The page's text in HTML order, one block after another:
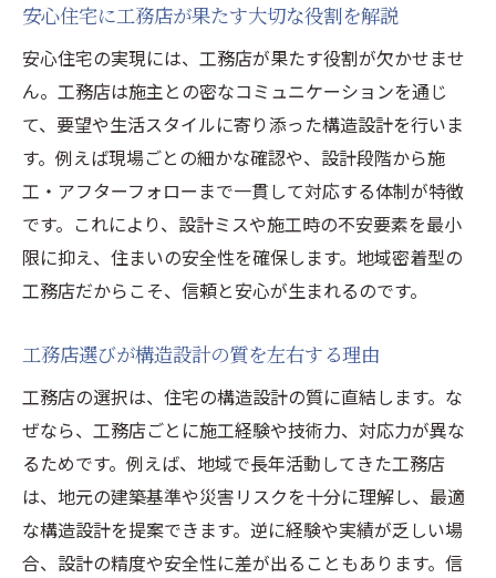
構造設計の基礎と工務店選びのコツを伝授
工務店が実践する耐震性重視の設計術とは
構造設計の工務店ならではの提案内容解説
失敗しない家づくりは工務店の設計力次第
安心を求めるなら工務店の設計力が鍵になる
工務店の設計力が安心住宅を実現する理由
設計力に優れた工務店の特徴と選び方とは
安心感をもたらす工務店の設計サポート力
工務店の設計力が施工の質を左右する要素
安心して暮らせる家は工務店の設計力から
工務店ならではの細やかな構造対応に注目
工務店のきめ細やかな構造配慮が安心を生
む
丁寧な工務店の対応が構造設計で光る理由
安心住宅に工務店が果たす大切な役割を解説
安心住宅の実現には、工務店が果たす役割が欠かせませ
ん。工務店は施主との密なコミュニケーションを通じ
て、要望や生活スタイルに寄り添った構造設計を行いま
す。例えば現場ごとの細かな確認や、設計段階から施
工・アフターフォローまで一貫して対応する体制が特徴
です。これにより、設計ミスや施工時の不安要素を最小
限に抑え、住まいの安全性を確保します。地域密着型の
工務店だからこそ、信頼と安心が生まれるのです。
工務店選びが構造設計の質を左右する理由
工務店の選択は、住宅の構造設計の質に直結します。な
ぜなら、工務店ごとに施工経験や技術力、対応力が異な
るためです。例えば、地域で長年活動してきた工務店
は、地元の建築基準や災害リスクを十分に理解し、最適
な構造設計を提案できます。逆に経験や実績が乏しい場
合、設計の精度や安全性に差が出ることもあります。信